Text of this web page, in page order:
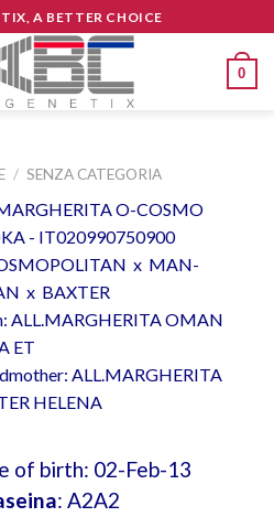
A BETTER CHOICE
0
/ SENZA CATEGORIA
O-COSMO
- IT020990750900
x MAN-
x BAXTER
ALL.MARGHERITA OMAN
ET
ALL.MARGHERITA
HELENA
of birth: 02-Feb-13
: A2A2